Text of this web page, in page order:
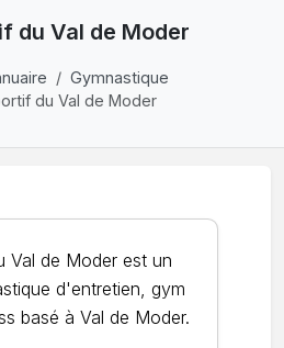
du Val de Moder
Gymnastique
du Val de Moder
Val de Moder est un
d'entretien, gym
basé à Val de Moder.